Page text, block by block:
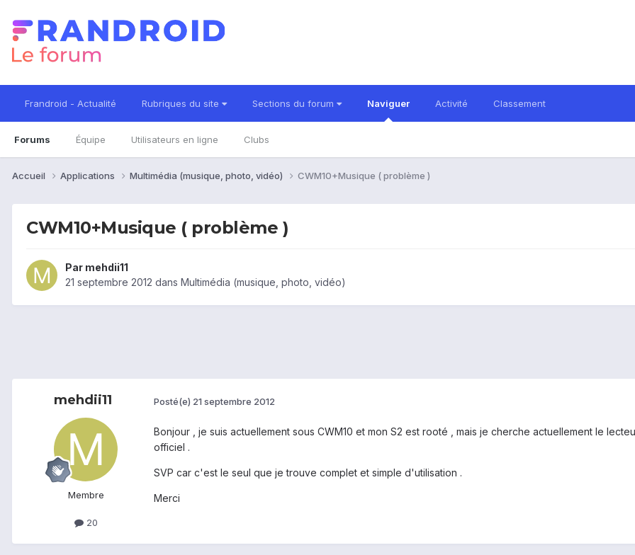
Frandroid - Actualité Rubriques du site Sections du forum Naviguer
Forums Équipe Utilisateurs en ligne Clubs
Activité Classement
Accueil Applications Multimédia (musique, photo, vidéo) CWM10+Musique ( problème )
CWM10+Musique ( problème )
Par mehdii11
21 septembre 2012 dans Multimédia (musique, photo, vidéo)
mehdii11
Membre
20
Posté(e) 21 septembre 2012
Bonjour , je suis actuellement sous CWM10 et mon S2 est rooté , mais je cherche actuellement le
officiel .
SVP car c'est le seul que je trouve complet et simple d'utilisation .
Merci